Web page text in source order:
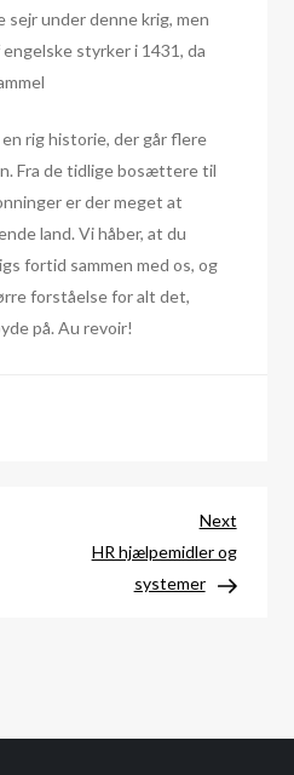
sejr under denne krig, men
styrker i 1431, da
rig historie, der går flere
Fra de tidlige bosættere til
er der meget at
land. Vi håber, at du
fortid sammen med os, og
forståelse for alt det,
på. Au revoir!
Next
Post
Next
HR hjælpemidler og
systemer